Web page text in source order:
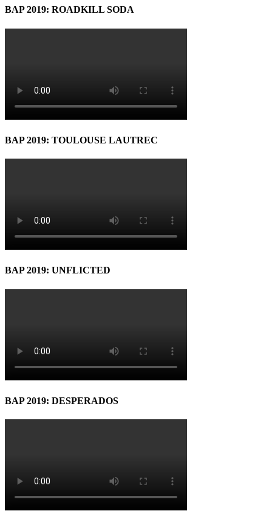
BAP 2019: ROADKILL SODA
BAP 2019: TOULOUSE LAUTREC
BAP 2019: UNFLICTED
BAP 2019: DESPERADOS